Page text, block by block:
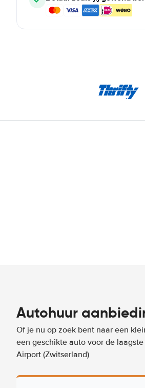
Autohuur
Of je nu op zoek bent naar een
een geschikte auto voor de
Airport (Zwitserland)